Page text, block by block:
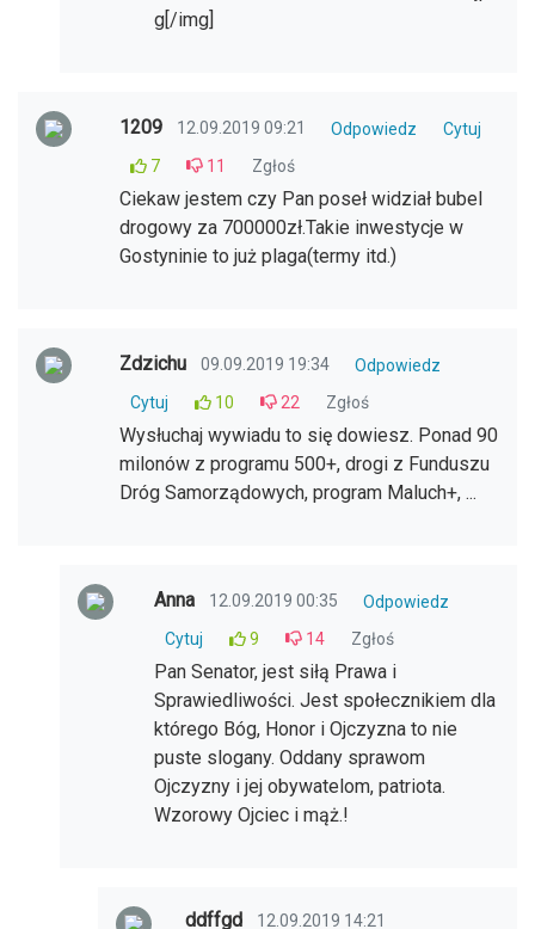
g[/img]
1209 12.09.2019 09:21 Odpowiedz
Cytuj
7
11 Zgłoś
Ciekaw jestem czy Pan poseł widział bubel
drogowy za 700000zł.Takie inwestycje w
Gostyninie to już plaga(termy itd.)
Zdzichu 09.09.2019 19:34
Odpowiedz
Cytuj
10 22 Zgłoś
Wysłuchaj wywiadu to się dowiesz. Ponad 90
milonów z programu 500+, drogi z Funduszu
Dróg Samorządowych, program Maluch+, ...
Anna 12.09.2019 00:35
Odpowiedz
Cytuj
9 14 Zgłoś
Pan Senator, jest siłą Prawa i
Sprawiedliwości. Jest społecznikiem dla
którego Bóg, Honor i Ojczyzna to nie
puste slogany. Oddany sprawom
Ojczyzny i jej obywatelom, patriota.
Wzorowy Ojciec i mąż.!
ddffgd
12.09.2019 14:21